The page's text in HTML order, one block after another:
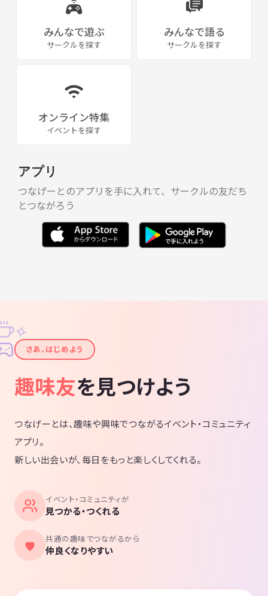
みんなで遊ぶ
サークルを探す
みんなで語る
サークルを探す
オンライン特集
イベントを探す
アプリ
つなげーとのアプリを手に入れて、サークルの友だち
とつながろう
✦
✧
さあ、はじめよう
趣味友を見つけよう
つなげーとは、趣味や興味でつながるイベント・コミュニティ
アプリ。
新しい出会いが、毎日をもっと楽しくしてくれる。
イベント・コミュニティが
見つかる・つくれる
共通の趣味でつながるから
仲良くなりやすい